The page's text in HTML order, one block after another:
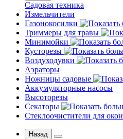
Садовая техника
Измельчители
Газонокосилки
Триммеры для травы
Минимойки
Кусторезы
Воздуходувки
Аэраторы
Ножницы садовые
Аккумуляторные насосы
Высоторезы
Секаторы
Стеклоочистители для окон
Назад